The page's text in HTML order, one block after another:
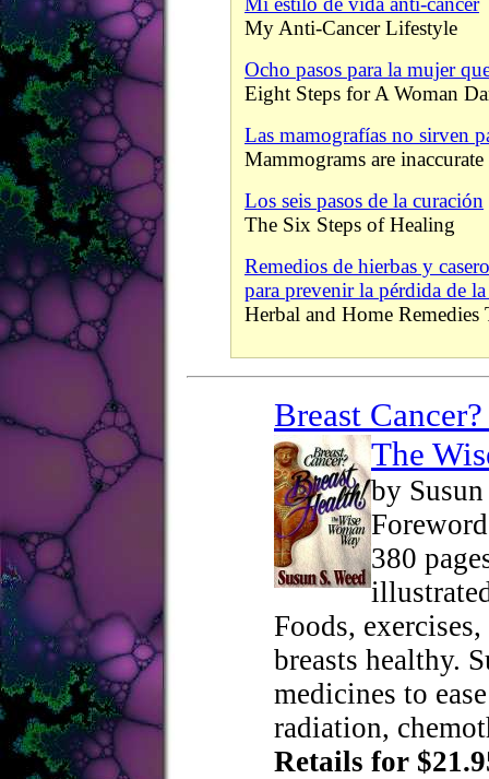
My Anti-Cancer Lifestyle
Ocho pasos para la mujer
Eight Steps for A Woman
Las mamografías no sirven
Mammograms are inaccurate
Los seis pasos de la curación
The Six Steps of Healing
Remedios de hierbas y
para prevenir la pérdida de
Herbal and Home
Breast
The
by
380
Foods,
breasts healthy.
medicines to
radiation,
Retails for